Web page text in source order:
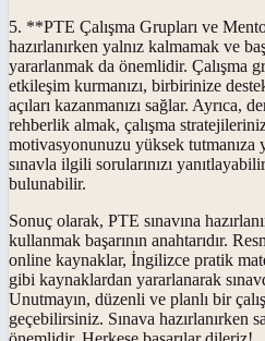
5. **PTE Çalışma Grupları ve
hazırlanırken yalnız kalmamak ve
yararlanmak da önemlidir. Çalışma
etkileşim kurmanızı, birbirinize
açıları kazanmanızı sağlar. Ayrıca,
rehberlik almak, çalışma
motivasyonunuzu yüksek tutmanıza
sınavla ilgili sorularınızı
bulunabilir.
Sonuç olarak, PTE sınavına
kullanmak başarının anahtarıdır.
online kaynaklar, İngilizce pratik
gibi kaynaklardan yararlanarak
Unutmayın, düzenli ve planlı bir
geçebilirsiniz. Sınava hazırlanırken